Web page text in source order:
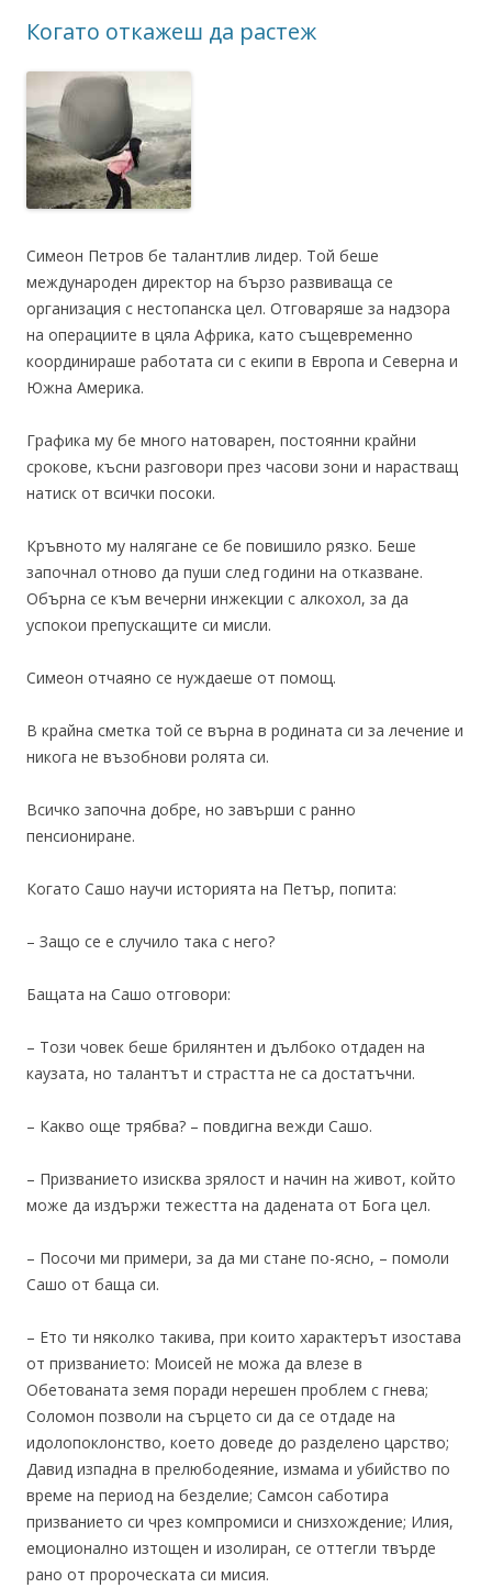
Когато откажеш да растеж
Симеон Петров бе талантлив лидер. Той беше
международен директор на бързо развиваща се
организация с нестопанска цел. Отговаряше за надзора
на операциите в цяла Африка, като същевременно
координираше работата си с екипи в Европа и Северна и
Южна Америка.
Графика му бе много натоварен, постоянни крайни
срокове, късни разговори през часови зони и нарастващ
натиск от всички посоки.
Кръвното му налягане се бе повишило рязко. Беше
започнал отново да пуши след години на отказване.
Обърна се към вечерни инжекции с алкохол, за да
успокои препускащите си мисли.
Симеон отчаяно се нуждаеше от помощ.
В крайна сметка той се върна в родината си за лечение и
никога не възобнови ролята си.
Всичко започна добре, но завърши с ранно
пенсиониране.
Когато Сашо научи историята на Петър, попита:
– Защо се е случило така с него?
Бащата на Сашо отговори:
– Този човек беше брилянтен и дълбоко отдаден на
каузата, но талантът и страстта не са достатъчни.
– Какво още трябва? – повдигна вежди Сашо.
– Призванието изисква зрялост и начин на живот, който
може да издържи тежестта на дадената от Бога цел.
– Посочи ми примери, за да ми стане по-ясно, – помоли
Сашо от баща си.
– Ето ти няколко такива, при които характерът изостава
от призванието: Моисей не можа да влезе в
Обетованата земя поради нерешен проблем с гнева;
Соломон позволи на сърцето си да се отдаде на
идолопоклонство, което доведе до разделено царство;
Давид изпадна в прелюбодеяние, измама и убийство по
време на период на безделие; Самсон саботира
призванието си чрез компромиси и снизхождение; Илия,
емоционално изтощен и изолиран, се оттегли твърде
рано от пророческата си мисия.